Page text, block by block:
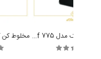
مخلوط کن بلندتک مدل Blendtec Chef 775